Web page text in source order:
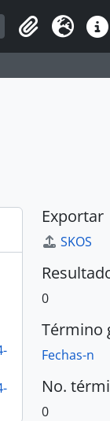
Search in browse page
Portapapeles
Idioma
Exportar
SKOS
0
Término
Fechas-n
No.
0